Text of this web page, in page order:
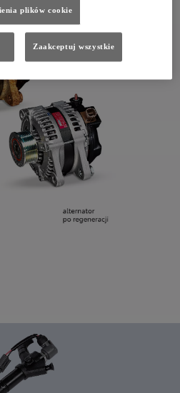
plików cookie
Zaakceptuj wszystkie